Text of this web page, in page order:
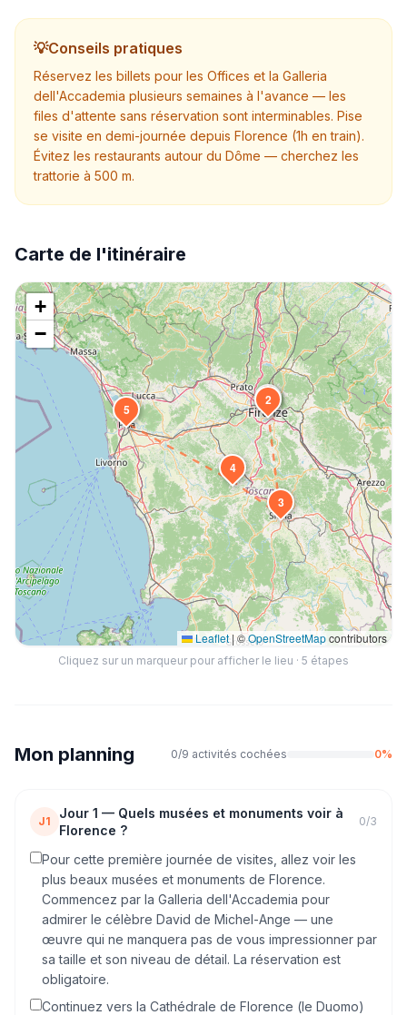
💡Conseils pratiques
Réservez les billets pour les Offices et la Galleria
dell'Accademia plusieurs semaines à l'avance — les
files d'attente sans réservation sont interminables. Pise
se visite en demi-journée depuis Florence (1h en train).
Évitez les restaurants autour du Dôme — cherchez les
trattorie à 500 m.
Carte de l'itinéraire
1
2
3
4
5
+
−
Leaflet |©OpenStreetMapcontributors
Cliquez sur un marqueur pour afficher le lieu · 5 étapes
Mon planning 0/9 activités cochées 0%
J1
Jour 1 — Quels musées et monuments voir à
Florence ?
0/3
Pour cette première journée de visites, allez voir les
plus beaux musées et monuments de Florence.
Commencez par la Galleria dell'Accademia pour
admirer le célèbre David de Michel-Ange — une
œuvre qui ne manquera pas de vous impressionner par
sa taille et son niveau de détail. La réservation est
obligatoire.
Continuez vers la Cathédrale de Florence (le Duomo)